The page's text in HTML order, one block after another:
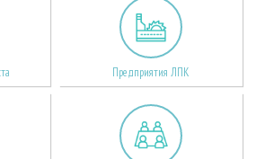
Предприятия ЛПК